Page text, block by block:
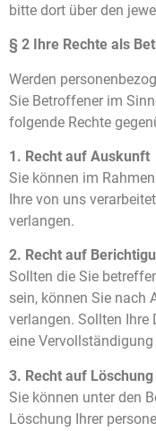
bitte dort über den
§ 2 Ihre Rechte als
Werden
Sie Betroffener im
folgende Rechte
1. Recht auf Auskunft
Sie können im
Ihre von uns
verlangen.
2. Recht auf
Sollten die Sie
sein, können Sie nach
verlangen. Sollten Ihre
eine Vervollständigung
3. Recht auf Löschung
Sie können unter den
Löschung Ihrer